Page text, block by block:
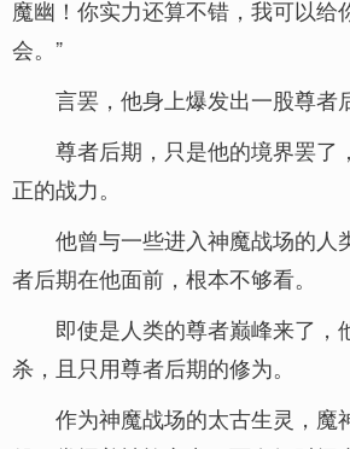
魔幽！你实力还算不错，我可以给
会。”
言罢，他身上爆发出一股尊者
尊者后期，只是他的境界罢了
正的战力。
他曾与一些进入神魔战场的人
者后期在他面前，根本不够看。
即使是人类的尊者巅峰来了，
杀，且只用尊者后期的修为。
作为神魔战场的太古生灵，魔